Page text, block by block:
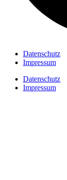
Datenschutz
Impressum
Datenschutz
Impressum